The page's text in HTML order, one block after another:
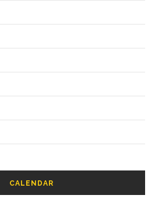
CALENDAR